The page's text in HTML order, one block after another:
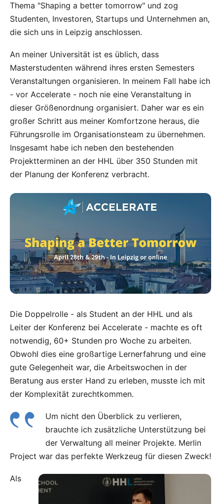
Thema "Shaping a better tomorrow" und zog
Studenten, Investoren, Startups und Unternehmen an,
die sich uns in Leipzig anschlossen.
An meiner Universität ist es üblich, dass
Masterstudenten während ihres ersten Semesters
Veranstaltungen organisieren. In meinem Fall habe ich
- vor Accelerate - noch nie eine Veranstaltung in
dieser Größenordnung organisiert. Daher war es ein
großer Schritt aus meiner Komfortzone heraus, die
Führungsrolle im Organisationsteam zu übernehmen.
Insgesamt habe ich neben den bestehenden
Projektterminen an der HHL über 350 Stunden mit
der Planung der Konferenz verbracht.
Die Doppelrolle - als Student an der HHL und als
Leiter der Konferenz bei Accelerate - machte es oft
notwendig, 60+ Stunden pro Woche zu arbeiten.
Obwohl dies eine großartige Lernerfahrung und eine
gute Gelegenheit war, die Arbeitswochen in der
Beratung aus erster Hand zu erleben, musste ich mit
der Komplexität zurechtkommen.
Um nicht den Überblick zu verlieren,
brauchte ich zusätzliche Unterstützung bei
der Verwaltung all meiner Projekte. Merlin
Project war das perfekte Werkzeug für diesen Zweck!
Als